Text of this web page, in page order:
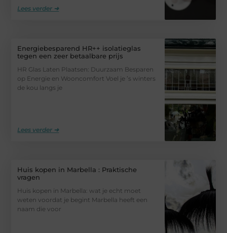
Lees verder ➜
Energiebesparend HR++ isolatieglas
tegen een zeer betaalbare prijs
HR Glas Laten Plaatsen: Duurzaam Besparen
op Energie en Wooncomfort Voel je ’s winters
de kou langs je
Lees verder ➜
Huis kopen in Marbella : Praktische
vragen
Huis kopen in Marbella: wat je echt moet
weten voordat je begint Marbella heeft een
naam die voor